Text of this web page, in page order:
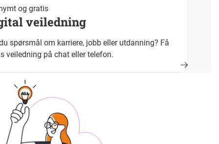
og gratis
veiledning
spørsmål om karriere, jobb eller utdanning? Få
veiledning på chat eller telefon.